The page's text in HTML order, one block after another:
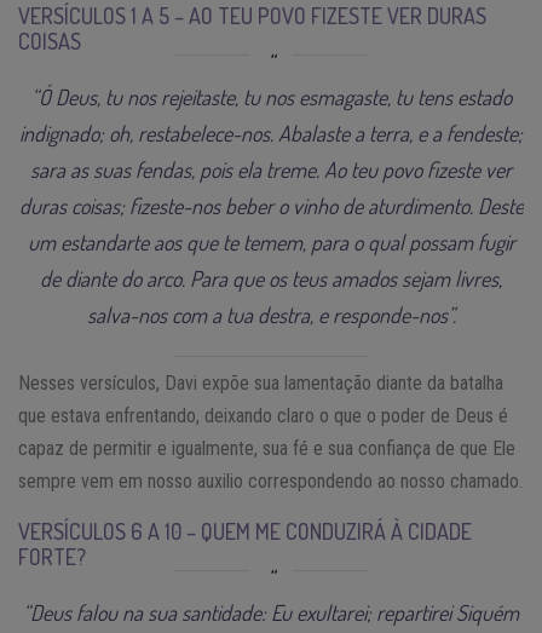
VERSÍCULOS 1 A 5 – AO TEU POVO FIZESTE VER DURAS
COISAS
“Ó Deus, tu nos rejeitaste, tu nos esmagaste, tu tens estado
indignado; oh, restabelece-nos. Abalaste a terra, e a fendeste;
sara as suas fendas, pois ela treme. Ao teu povo fizeste ver
duras coisas; fizeste-nos beber o vinho de aturdimento. Deste
um estandarte aos que te temem, para o qual possam fugir
de diante do arco. Para que os teus amados sejam livres,
salva-nos com a tua destra, e responde-nos”.
Nesses versículos, Davi expõe sua lamentação diante da batalha
que estava enfrentando, deixando claro o que o poder de Deus é
capaz de permitir e igualmente, sua fé e sua confiança de que Ele
sempre vem em nosso auxilio correspondendo ao nosso chamado.
VERSÍCULOS 6 A 10 – QUEM ME CONDUZIRÁ À CIDADE
FORTE?
“Deus falou na sua santidade: Eu exultarei; repartirei Siquém